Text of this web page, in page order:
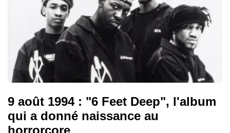
9 août 1994 : "6 Feet Deep", l'album
qui a donné naissance au
horrorcore